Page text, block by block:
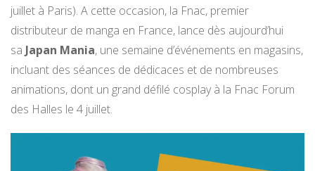
juillet à Paris). A cette occasion, la Fnac, premier
distributeur de manga en France, lance dès aujourd’hui
sa Japan Mania, une semaine d’événements en magasins,
incluant des séances de dédicaces et de nombreuses
animations, dont un grand défilé cosplay à la Fnac Forum
des Halles le 4 juillet.